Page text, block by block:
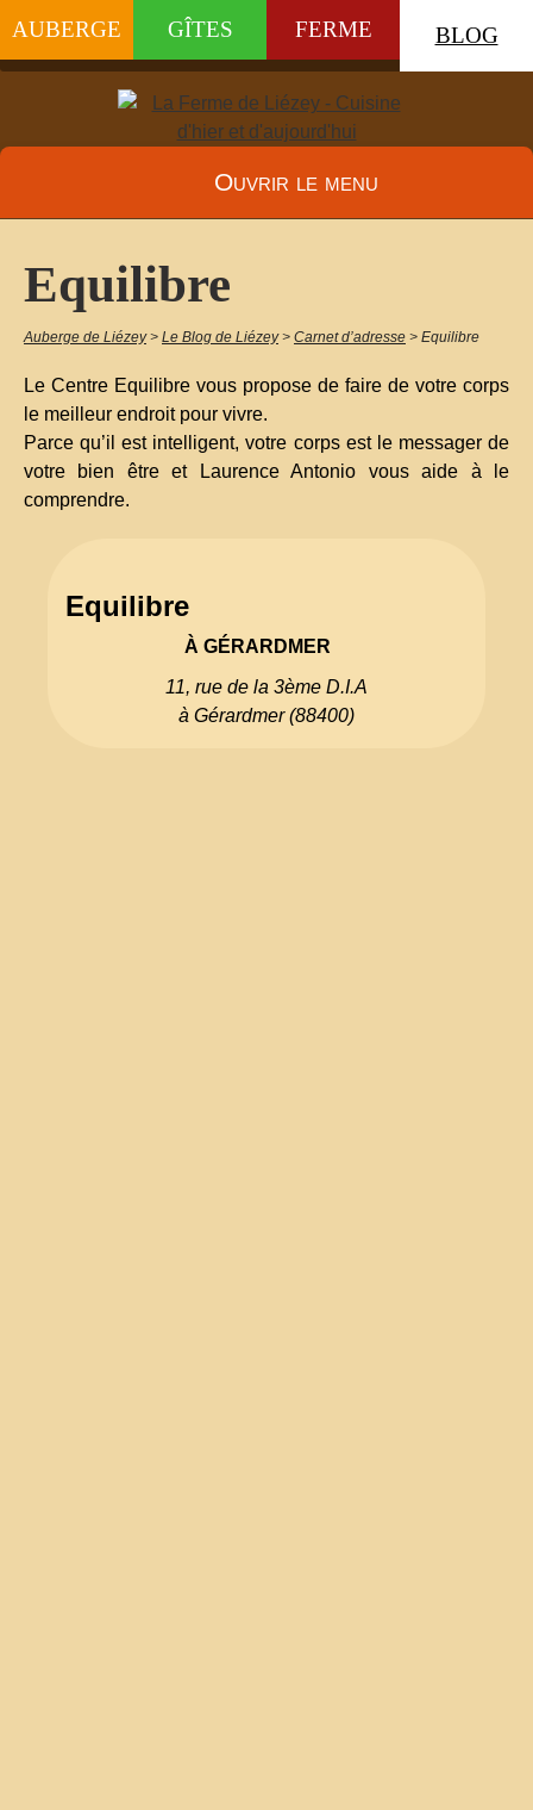
AUBERGE GÎTES FERME BLOG
Ouvrir le menu
Equilibre
Auberge de Liézey > Le Blog de Liézey > Carnet d’adresse > Equilibre
Le Centre Equilibre vous propose de faire de votre corps
le meilleur endroit pour vivre.
Parce qu’il est intelligent, votre corps est le messager de
votre bien être et Laurence Antonio vous aide à le
comprendre.
Equilibre
À GÉRARDMER
11, rue de la 3ème D.I.A
à Gérardmer (88400)